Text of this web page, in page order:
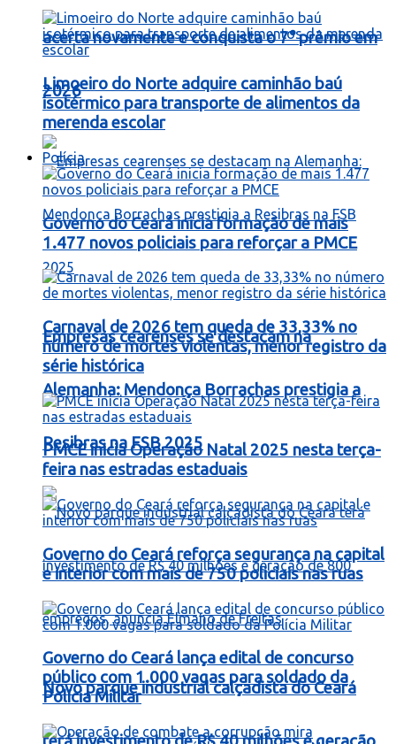
acerta novamente e conquista o 7° prêmio em
2026
Empresas cearenses se destacam na
Alemanha: Mendonça Borrachas prestigia a
Resibras na FSB 2025
Novo parque industrial calçadista do Ceará
Limoeiro do Norte adquire caminhão baú
isotérmico para transporte de alimentos da
merenda escolar
Polícia
Governo do Ceará inicia formação de mais
1.477 novos policiais para reforçar a PMCE
Carnaval de 2026 tem queda de 33,33% no
número de mortes violentas, menor registro da
série histórica
PMCE inicia Operação Natal 2025 nesta terça-
feira nas estradas estaduais
Governo do Ceará reforça segurança na capital
e interior com mais de 750 policiais nas ruas
Governo do Ceará lança edital de concurso
público com 1.000 vagas para soldado da
Polícia Militar